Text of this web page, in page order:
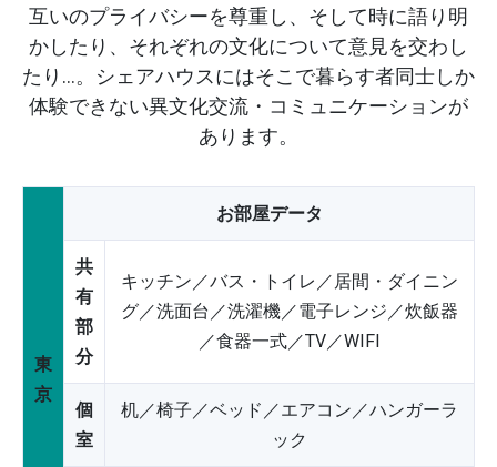
互いのプライバシーを尊重し、そして時に語り明
かしたり、それぞれの文化について意見を交わし
たり…。シェアハウスにはそこで暮らす者同士しか
体験できない異文化交流・コミュニケーションが
あります。
東
京
お部屋データ
共
有
部
分
キッチン／バス・トイレ／居間・ダイニン
グ／洗面台／洗濯機／電子レンジ／炊飯器
／食器一式／TV／WIFI
個
室
机／椅子／ベッド／エアコン／ハンガーラ
ック